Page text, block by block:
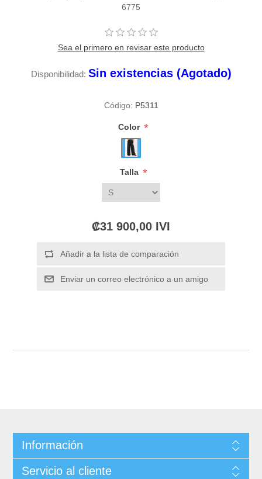
6775
Sea el primero en revisar este producto
Disponibilidad: Sin existencias (Agotado)
Código: P5311
Color *
Talla *
₡31 900,00 IVI
Información
Servicio al cliente